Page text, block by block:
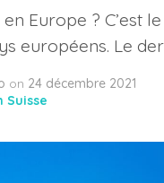
Europe ? C’est
européens. Le
on 24 décembre 2021
Suisse